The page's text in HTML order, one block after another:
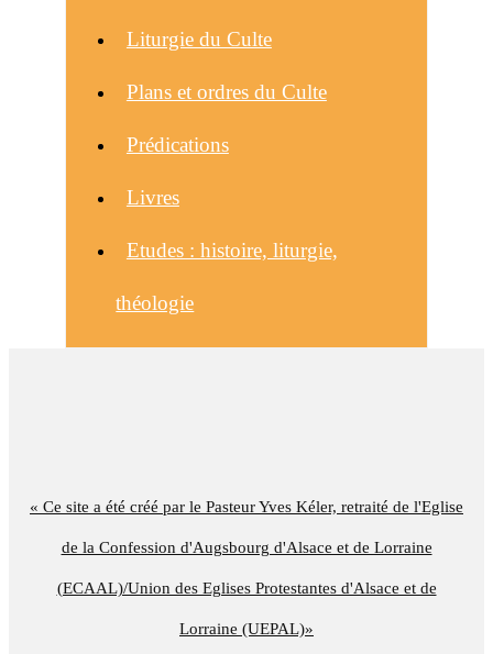
« Ce site a été créé par le Pasteur Yves Kéler, retraité de l'Eglise
de la Confession d'Augsbourg d'Alsace et de Lorraine
(ECAAL)/Union des Eglises Protestantes d'Alsace et de
Lorraine (UEPAL)»
Liturgie du Culte
Plans et ordres du Culte
Prédications
Livres
Etudes : histoire, liturgie,
théologie